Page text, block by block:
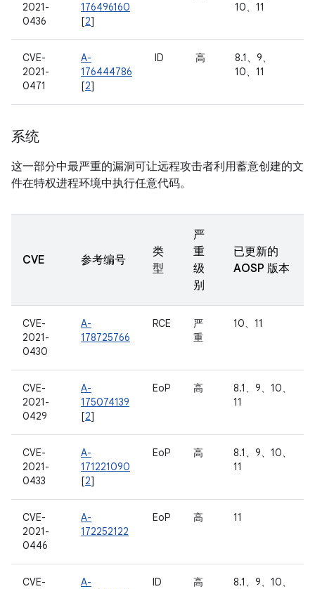
2021-
0436
176496160
[2]
10、11
CVE-
2021-
0471
A-
176444786
[2]
ID 高
8.1、9、
10、11
系统
这一部分中最严重的漏洞可让远程攻击者利用蓄意创建的文
件在特权进程环境中执行任意代码。
CVE 参考编号
类
型
严
重
级
别
已更新的
AOSP 版本
CVE-
2021-
0430
A-
178725766
RCE
严
重
10、11
CVE-
2021-
0429
A-
175074139
[2]
EoP 高
8.1、9、10、
11
CVE-
2021-
0433
A-
171221090
[2]
EoP 高
8.1、9、10、
11
CVE-
2021-
0446
A-
172252122
EoP 高 11
CVE-
A-
ID 高
8.1、9、10、